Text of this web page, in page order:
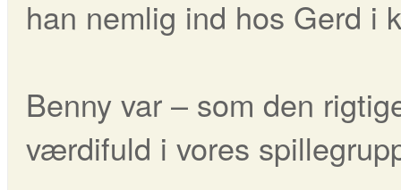
han nemlig ind hos Gerd i
Benny var – som den
værdifuld i vores